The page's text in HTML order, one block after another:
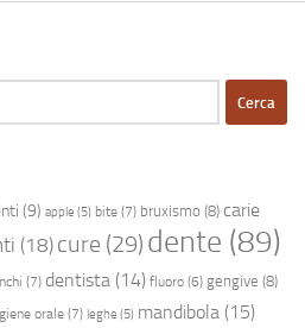
(9) apple (5) bite (7) bruxismo (8) carie
(18) cure (29) dente (89)
(7) dentista (14) fluoro (6) gengive (8)
orale (7) leghe (5) mandibola (15)